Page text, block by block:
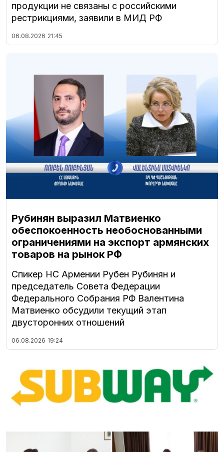
продукции не связаны с российскими
рестрикциями, заявили в МИД РФ
06.08.2026 21:45
Рубинян выразил Матвиенко
обеспокоенность необоснованными
ограничениями на экспорт армянских
товаров на рынок РФ
Спикер НС Армении Рубен Рубинян и
председатель Совета Федерации
Федерального Собрания РФ Валентина
Матвиенко обсудили текущий этап
двусторонних отношений
06.08.2026 19:24